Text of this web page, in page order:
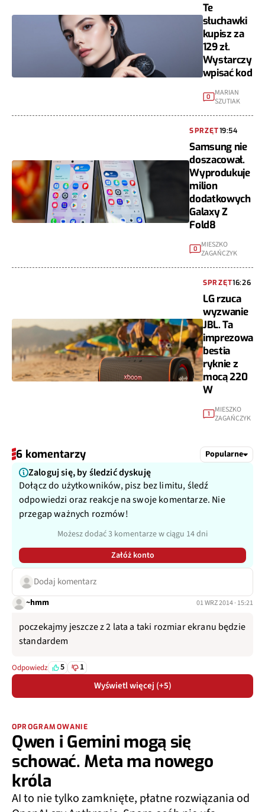
Te
słuchawki
kupisz za
129 zł.
Wystarczy
wpisać kod
0 MARIAN
SZUTIAK
SPRZĘT19:54
Samsung nie
doszacował.
Wyprodukuje
milion
dodatkowych
Galaxy Z
Fold8
0
MIESZKO
ZAGAŃCZYK
SPRZĘT16:26
LG rzuca
wyzwanie
JBL. Ta
imprezowa
bestia
ryknie z
mocą 220
W
1
MIESZKO
ZAGAŃCZYK
6 komentarzy Popularne
Zaloguj się, by śledzić dyskuję
Dołącz do użytkowników, pisz bez limitu, śledź
odpowiedzi oraz reakcje na swoje komentarze. Nie
przegap ważnych rozmów!
Możesz dodać 3 komentarze w ciągu 14 dni
Załóż konto
Dodaj komentarz
~hmm 01 WRZ 2014 · 15:21
poczekajmy jeszcze z 2 lata a taki rozmiar ekranu będzie
standardem
Odpowiedz 5 1
Wyświetl więcej (+5)
OPROGRAMOWANIE
Qwen i Gemini mogą się
schować. Meta ma nowego
króla
AI to nie tylko zamknięte, płatne rozwiązania od